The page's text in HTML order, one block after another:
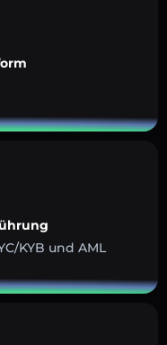
KYB und AML